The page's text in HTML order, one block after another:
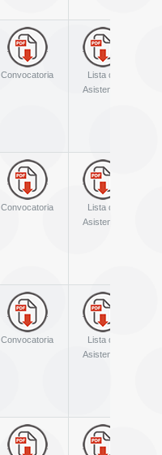
Convocatoria
Lista de
Asistencia
Convocatoria
Lista de
Asistencia
Convocatoria
Lista de
Asistencia